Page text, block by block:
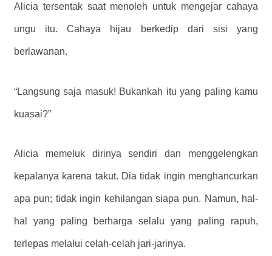
Alicia tersentak saat menoleh untuk mengejar cahaya
ungu itu. Cahaya hijau berkedip dari sisi yang
berlawanan.
“Langsung saja masuk! Bukankah itu yang paling kamu
kuasai?”
Alicia memeluk dirinya sendiri dan menggelengkan
kepalanya karena takut. Dia tidak ingin menghancurkan
apa pun; tidak ingin kehilangan siapa pun. Namun, hal-
hal yang paling berharga selalu yang paling rapuh,
terlepas melalui celah-celah jari-jarinya.